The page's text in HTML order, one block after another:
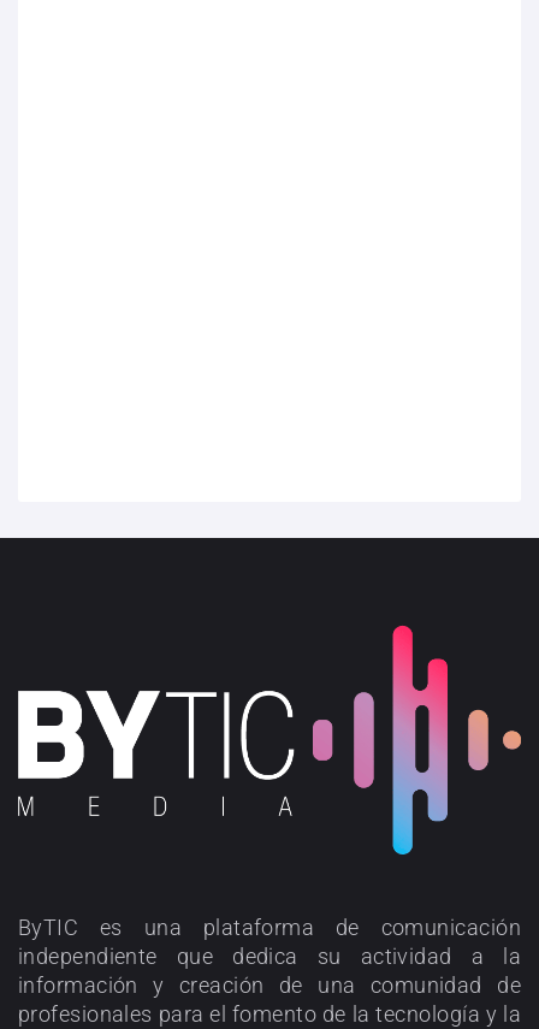
ByTIC es una plataforma de comunicación
independiente que dedica su actividad a la
información y creación de una comunidad de
profesionales para el fomento de la tecnología y la